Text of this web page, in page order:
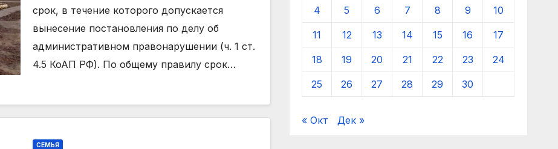
срок, в течение которого допускается
вынесение постановления по делу об
административном правонарушении (ч. 1 ст.
4.5 КоАП РФ). По общему правилу срок…
СЕМЬЯ
4 5 6 7 8 9 10
11 12 13 14 15 16 17
18 19 20 21 22 23 24
25 26 27 28 29 30
« Окт Дек »